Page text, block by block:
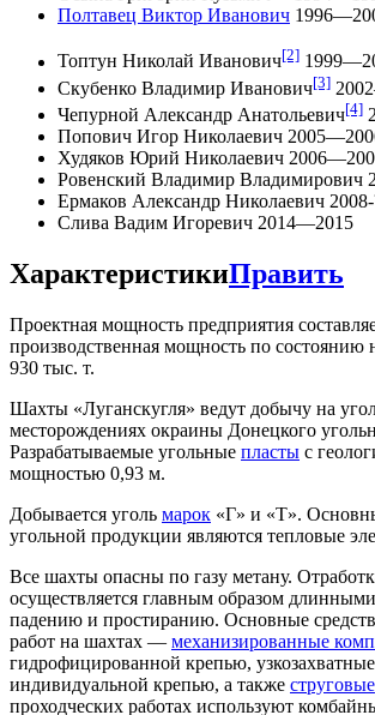
Полтавец Виктор Иванович
Топтун Николай Иванович[2]
Скубенко Владимир Иванович[3]
Чепурной Александр Анатольевич[4]
Попович Игор Николаевич
Худяков Юрий Николаевич
Ровенский Владимир Владимирович
Ермаков Александр Николаевич 2008-
Слива Вадим Игоревич 2014—2015
ХарактеристикиПравить
Проектная мощность предприятия
производственная мощность по
930 тыс. т.
Шахты «Луганскугля» ведут добычу на
месторождениях окраины Донецкого
Разрабатываемые угольные пласты с
мощностью 0,93 м.
Добывается уголь марок «Г» и «Т».
угольной продукции являются тепловые
Все шахты опасны по газу метану.
осуществляется главным образом
падению и простиранию. Основные
работ на шахтах — механизированные
гидрофицированной крепью,
индивидуальной крепью, а также струговые
проходческих работах используют